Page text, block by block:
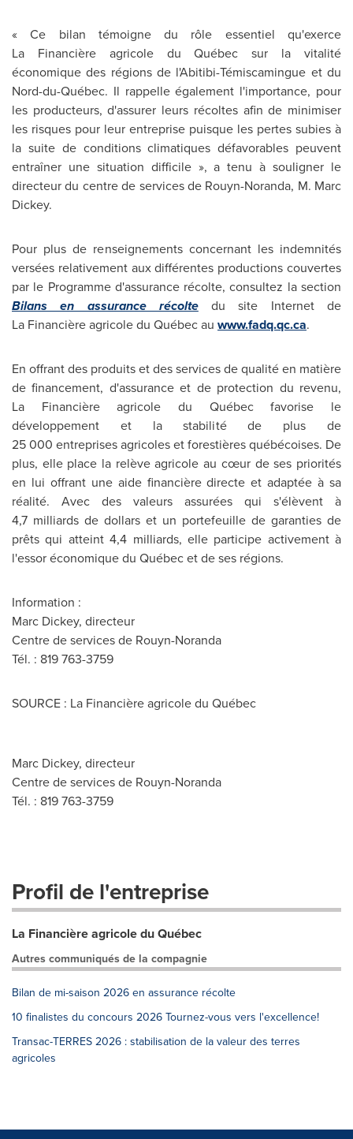
« Ce bilan témoigne du rôle essentiel qu'exerce
La Financière agricole du Québec sur la vitalité
économique des régions de l'Abitibi-Témiscamingue et du
Nord-du-Québec. Il rappelle également l'importance, pour
les producteurs, d'assurer leurs récoltes afin de minimiser
les risques pour leur entreprise puisque les pertes subies à
la suite de conditions climatiques défavorables peuvent
entraîner une situation difficile », a tenu à souligner le
directeur du centre de services de Rouyn-Noranda, M. Marc
Dickey.
Pour plus de renseignements concernant les indemnités
versées relativement aux différentes productions couvertes
par le Programme d'assurance récolte, consultez la section
Bilans en assurance récoltedu site Internet de
La Financière agricole du Québec au www.fadq.qc.ca.
En offrant des produits et des services de qualité en matière
de financement, d'assurance et de protection du revenu,
La Financière agricole du Québec favorise le
développement et la stabilité de plus de
25 000 entreprises agricoles et forestières québécoises. De
plus, elle place la relève agricole au cœur de ses priorités
en lui offrant une aide financière directe et adaptée à sa
réalité. Avec des valeurs assurées qui s'élèvent à
4,7 milliards de dollars et un portefeuille de garanties de
prêts qui atteint 4,4 milliards, elle participe activement à
l'essor économique du Québec et de ses régions.
Information :
Marc Dickey, directeur
Centre de services de Rouyn-Noranda
Tél. : 819 763-3759
SOURCE : La Financière agricole du Québec
Marc Dickey, directeur
Centre de services de Rouyn-Noranda
Tél. : 819 763-3759
Profil de l'entreprise
La Financière agricole du Québec
Autres communiqués de la compagnie
Bilan de mi-saison 2026 en assurance récolte
10 finalistes du concours 2026 Tournez-vous vers l'excellence!
Transac-TERRES 2026 : stabilisation de la valeur des terres
agricoles